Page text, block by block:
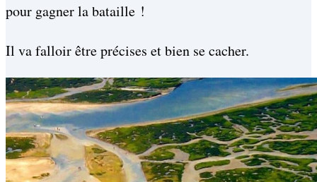
pour gagner la bataille !
Il va falloir être précises et bien se cacher.